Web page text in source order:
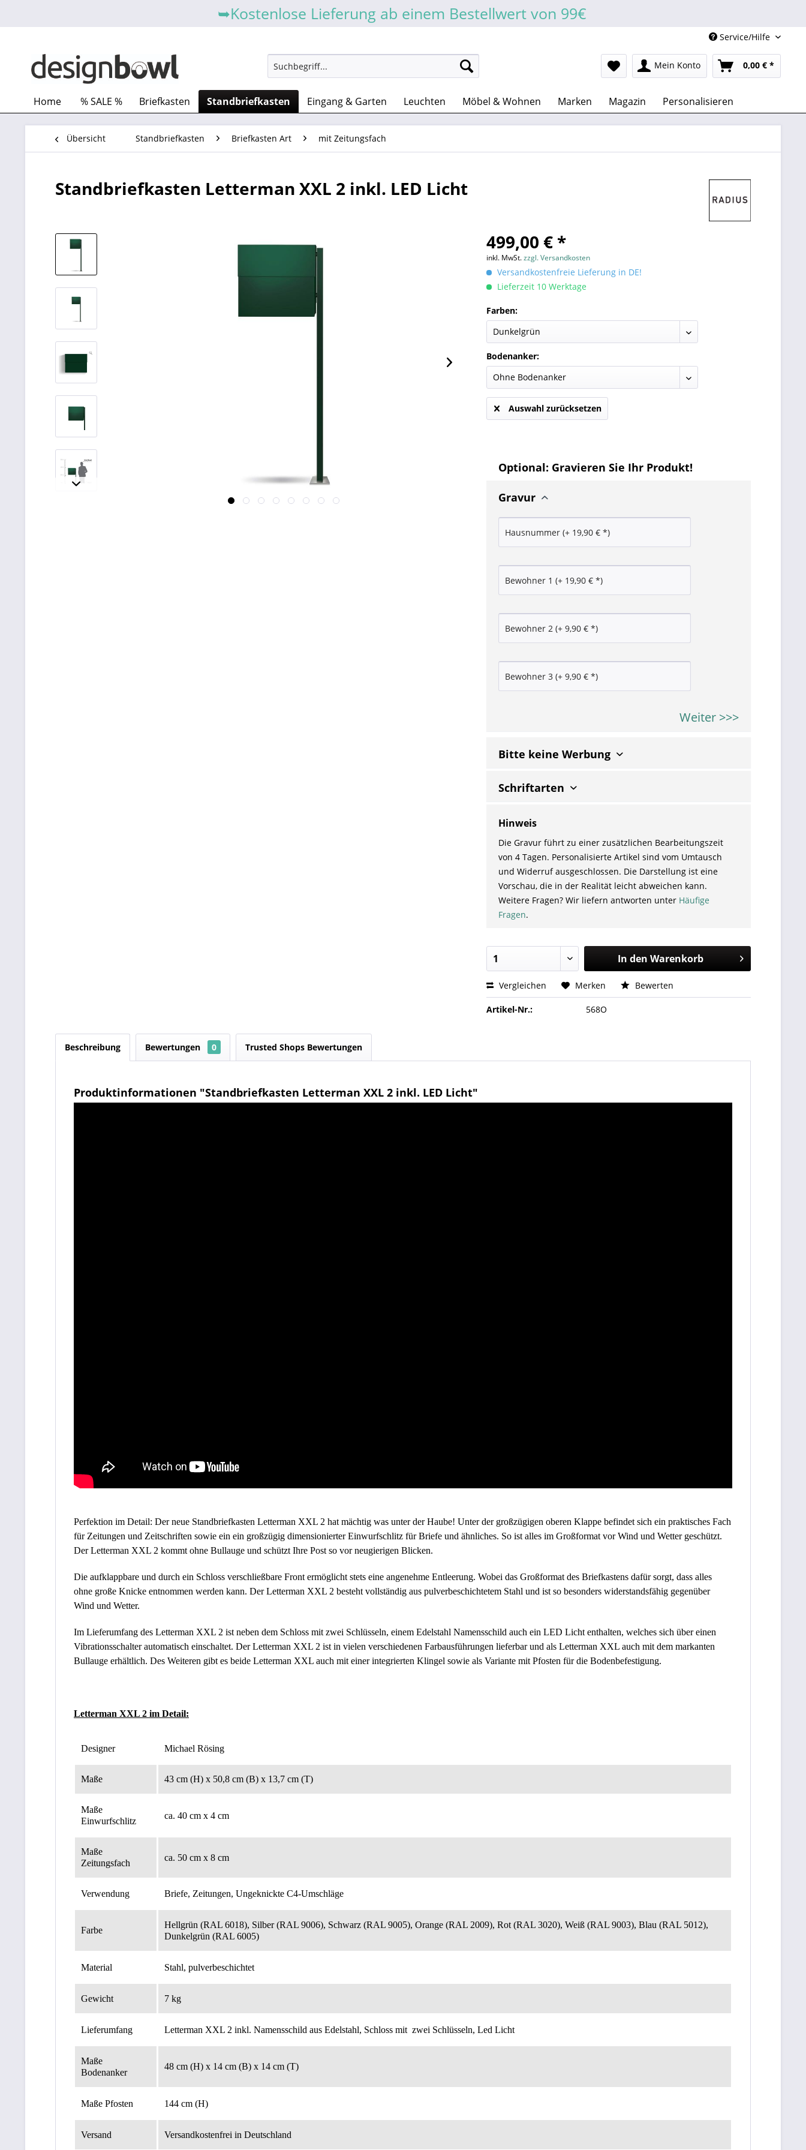
➥Kostenlose Lieferung ab einem Bestellwert von 99€
Service/Hilfe
Mein Konto 0,00 € *
Home % SALE % Briefkasten Standbriefkasten Eingang & Garten Leuchten Möbel & Wohnen Marken Magazin Personalisieren
Übersicht Standbriefkasten Briefkasten Art mit Zeitungsfach
Standbriefkasten Letterman XXL 2 inkl. LED Licht
499,00 € *
inkl. MwSt.zzgl. Versandkosten
Versandkostenfreie Lieferung in DE!
Lieferzeit 10 Werktage
Farben:
Bodenanker:
Auswahl zurücksetzen
Optional: Gravieren Sie Ihr Produkt!
Gravur
Weiter >>>
Bitte keine Werbung
Schriftarten
Hinweis
Die Gravur führt zu einer zusätzlichen Bearbeitungszeit
von 4 Tagen. Personalisierte Artikel sind vom Umtausch
und Widerruf ausgeschlossen. Die Darstellung ist eine
Vorschau, die in der Realität leicht abweichen kann.
Weitere Fragen? Wir liefern antworten unter Häufige
Fragen.
In den Warenkorb
Vergleichen Merken Bewerten
Artikel-Nr.: 568O
Beschreibung Bewertungen 0 Trusted Shops Bewertungen
Produktinformationen "Standbriefkasten Letterman XXL 2 inkl. LED Licht"
Perfektion im Detail: Der neue Standbriefkasten Letterman XXL 2 hat mächtig was unter der Haube! Unter der großzügigen oberen Klappe befindet sich ein praktisches Fach
für Zeitungen und Zeitschriften sowie ein ein großzügig dimensionierter Einwurfschlitz für Briefe und ähnliches. So ist alles im Großformat vor Wind und Wetter geschützt.
Der Letterman XXL 2 kommt ohne Bullauge und schützt Ihre Post so vor neugierigen Blicken.
Die aufklappbare und durch ein Schloss verschließbare Front ermöglicht stets eine angenehme Entleerung. Wobei das Großformat des Briefkastens dafür sorgt, dass alles
ohne große Knicke entnommen werden kann. Der Letterman XXL 2 besteht vollständig aus pulverbeschichtetem Stahl und ist so besonders widerstandsfähig gegenüber
Wind und Wetter.
Im Lieferumfang des Letterman XXL 2 ist neben dem Schloss mit zwei Schlüsseln, einem Edelstahl Namensschild auch ein LED Licht enthalten, welches sich über einen
Vibrationsschalter automatisch einschaltet. Der Letterman XXL 2 ist in vielen verschiedenen Farbausführungen lieferbar und als Letterman XXL auch mit dem markanten
Bullauge erhältlich. Des Weiteren gibt es beide Letterman XXL auch mit einer integrierten Klingel sowie als Variante mit Pfosten für die Bodenbefestigung.
Letterman XXL 2 im Detail:
Designer Michael Rösing
Maße 43 cm (H) x 50,8 cm (B) x 13,7 cm (T)
Maße
Einwurfschlitz
ca. 40 cm x 4 cm
Maße
Zeitungsfach
ca. 50 cm x 8 cm
Verwendung Briefe, Zeitungen, Ungeknickte C4-Umschläge
Farbe
Hellgrün (RAL 6018), Silber (RAL 9006), Schwarz (RAL 9005), Orange (RAL 2009), Rot (RAL 3020), Weiß (RAL 9003), Blau (RAL 5012),
Dunkelgrün (RAL 6005)
Material Stahl, pulverbeschichtet
Gewicht 7 kg
Lieferumfang Letterman XXL 2 inkl. Namensschild aus Edelstahl, Schloss mit zwei Schlüsseln, Led Licht
Maße
Bodenanker
48 cm (H) x 14 cm (B) x 14 cm (T)
Maße Pfosten 144 cm (H)
Versand Versandkostenfrei in Deutschland